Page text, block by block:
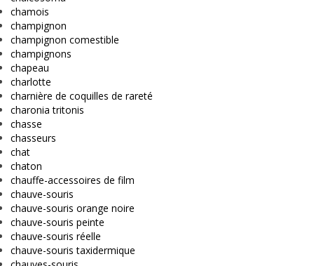
chamois
champignon
champignon comestible
champignons
chapeau
charlotte
charnière de coquilles de rareté
charonia tritonis
chasse
chasseurs
chat
chaton
chauffe-accessoires de film
chauve-souris
chauve-souris orange noire
chauve-souris peinte
chauve-souris réelle
chauve-souris taxidermique